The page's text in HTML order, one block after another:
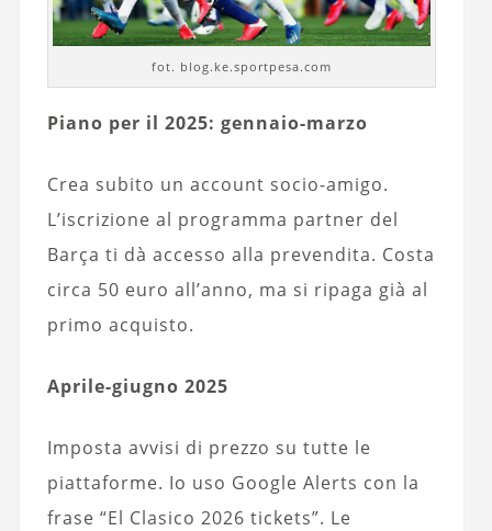
fot. blog.ke.sportpesa.com
Piano per il 2025: gennaio-marzo
Crea subito un account socio-amigo.
L’iscrizione al programma partner del
Barça ti dà accesso alla prevendita. Costa
circa 50 euro all’anno, ma si ripaga già al
primo acquisto.
Aprile-giugno 2025
Imposta avvisi di prezzo su tutte le
piattaforme. Io uso Google Alerts con la
frase “El Clasico 2026 tickets”. Le